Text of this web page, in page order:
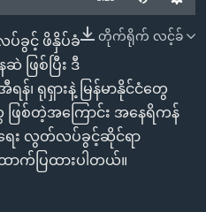
တိုက်ရိုက် လင့်ခ်
ပ်ခွင့် ဖိနှိပ်ခံ
ဖြစ်ပြီး ဒီ
ရုရှားနဲ့ မြန်မာနိုင်ငံတွေ
ြစ်တဲ့အကြောင်း အနေရိကန်
း လွတ်လပ်ခွင့်ဆိုင်ရာ
က်ပြထားပါတယ်။